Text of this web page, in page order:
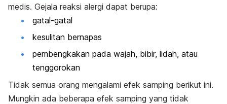
medis. Gejala reaksi alergi dapat berupa:
gatal-gatal
kesulitan bernapas
pembengkakan pada wajah, bibir, lidah, atau
tenggorokan
Tidak semua orang mengalami efek samping berikut ini.
Mungkin ada beberapa efek samping yang tidak